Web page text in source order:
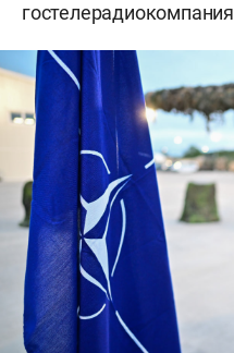
гостелерадиокомпания